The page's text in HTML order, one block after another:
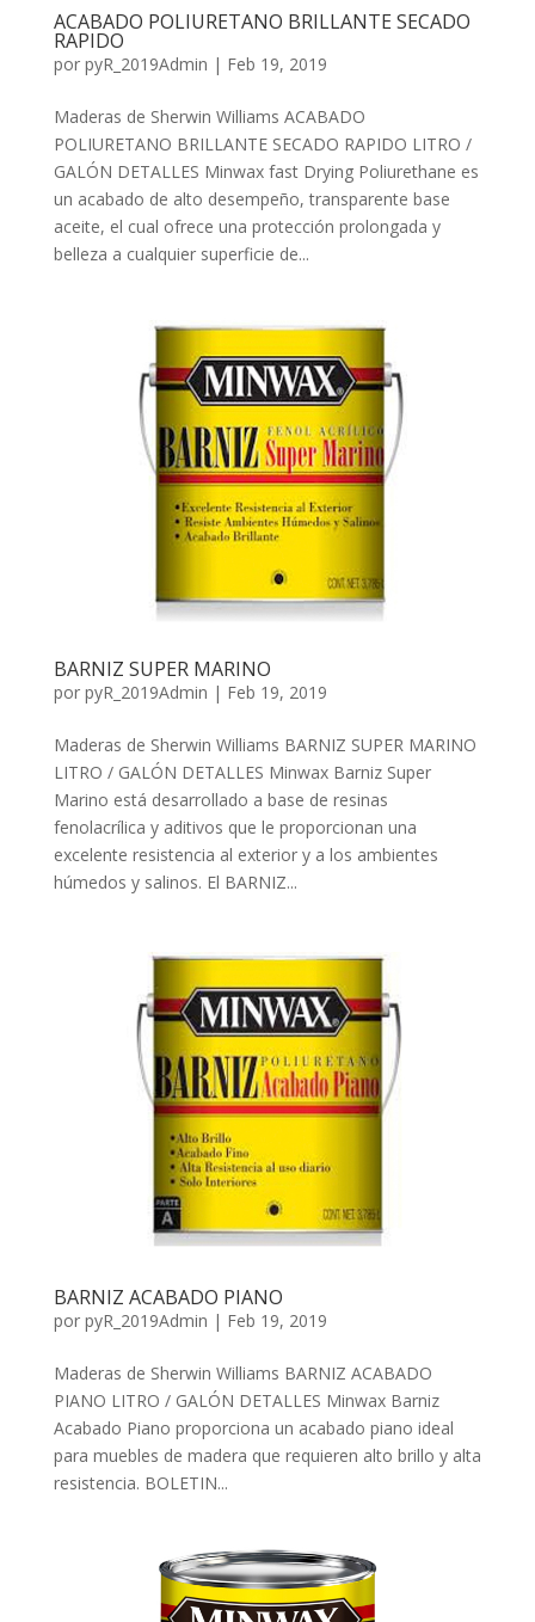
ACABADO POLIURETANO BRILLANTE SECADO
RAPIDO
por pyR_2019Admin | Feb 19, 2019
Maderas de Sherwin Williams ACABADO
POLIURETANO BRILLANTE SECADO RAPIDO LITRO /
GALÓN DETALLES Minwax fast Drying Poliurethane es
un acabado de alto desempeño, transparente base
aceite, el cual ofrece una protección prolongada y
belleza a cualquier superficie de...
BARNIZ SUPER MARINO
por pyR_2019Admin | Feb 19, 2019
Maderas de Sherwin Williams BARNIZ SUPER MARINO
LITRO / GALÓN DETALLES Minwax Barniz Super
Marino está desarrollado a base de resinas
fenolacrílica y aditivos que le proporcionan una
excelente resistencia al exterior y a los ambientes
húmedos y salinos. El BARNIZ...
BARNIZ ACABADO PIANO
por pyR_2019Admin | Feb 19, 2019
Maderas de Sherwin Williams BARNIZ ACABADO
PIANO LITRO / GALÓN DETALLES Minwax Barniz
Acabado Piano proporciona un acabado piano ideal
para muebles de madera que requieren alto brillo y alta
resistencia. BOLETIN...